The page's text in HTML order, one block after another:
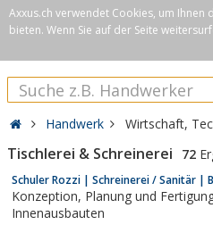
Axxus.ch verwendet Cookies, um Ihnen
bieten. Wenn Sie auf der Seite
Handwerk Wirtschaft,
Tischlerei & Schreinerei 72
Schuler Rozzi | Schreinerei / Sanitär |
Konzeption, Planung und Fertigung von Massivholzmöbeln sowie
Innenausbauten